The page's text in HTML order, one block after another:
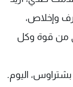
وإخلاص،
من قوة وكل
اليوم.